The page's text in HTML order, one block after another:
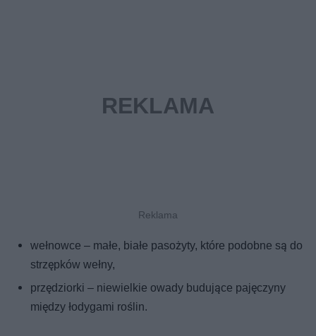
wełnowce – małe, białe pasożyty, które podobne są do
strzępków wełny,
przędziorki – niewielkie owady budujące pajęczyny
między łodygami roślin.